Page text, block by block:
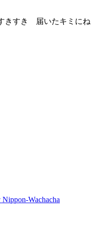
きすき 届いたキミにね
Wachacha